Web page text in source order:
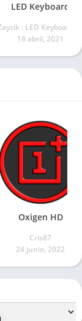
LED Keyboard
18 abril, 2021
Oxigen HD
Cris87
24 junio, 2022